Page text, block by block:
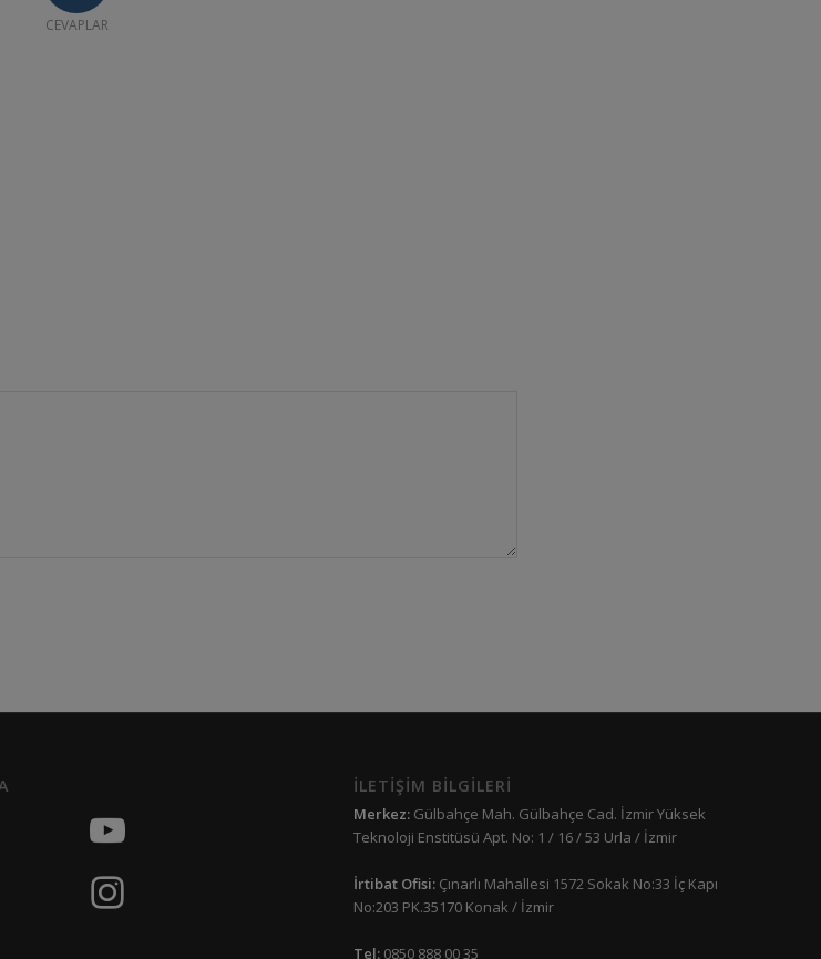
CEVAPLAR
İLETİŞİM BİLGİLERİ
Merkez: Gülbahçe Mah. Gülbahçe Cad. İzmir Yüksek
Teknoloji Enstitüsü Apt. No: 1 / 16 / 53 Urla / İzmir
İrtibat Ofisi: Çınarlı Mahallesi 1572 Sokak No:33 İç Kapı
No:203 PK.35170 Konak / İzmir
Tel: 0850 888 00 35